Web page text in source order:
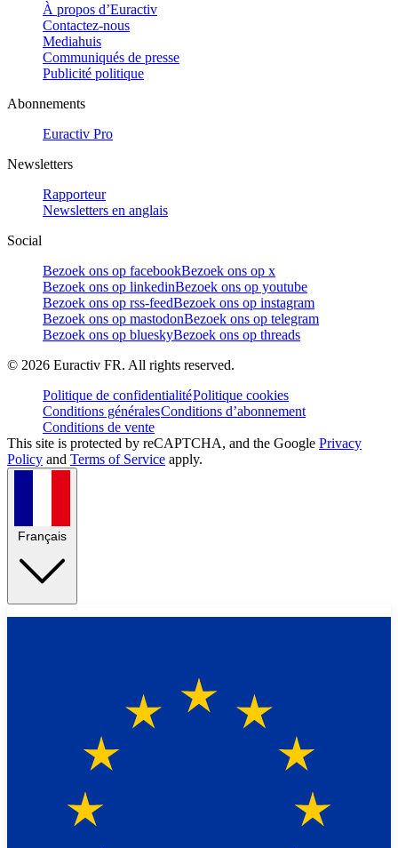
À propos d’Euractiv
Contactez-nous
Mediahuis
Communiqués de presse
Publicité politique
Abonnements
Euractiv Pro
Newsletters
Rapporteur
Newsletters en anglais
Social
Bezoek ons op facebookBezoek ons op x
Bezoek ons op linkedinBezoek ons op youtube
Bezoek ons op rss-feedBezoek ons op instagram
Bezoek ons op mastodonBezoek ons op telegram
Bezoek ons op blueskyBezoek ons op threads
© 2026 Euractiv FR. All rights reserved.
Politique de confidentialitéPolitique cookies
Conditions généralesConditions d’abonnement
Conditions de vente
This site is protected by reCAPTCHA, and the Google Privacy
Policy and Terms of Service apply.
Français